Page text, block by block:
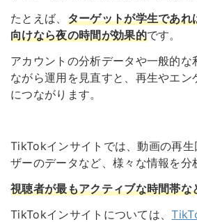
たとえば、 ターゲットが学生であれ
向けなら夜の時間が効果的です。
アカウントの分析データや一般的な
ながら運用を見直すと、再生やエン
につながります。
TikTokインサイトでは、動画の再
ザーのデータなど、様々な情報を分
視聴者が最もアクティブな時間帯な
TikTokインサイトについては、